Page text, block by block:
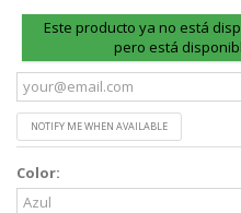
Este producto ya no está
pero está
NOTIFY ME WHEN AVAILABLE
Color: